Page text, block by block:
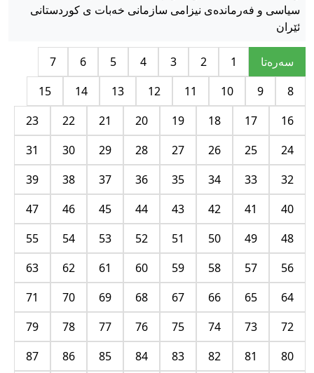
سیاسی و فەرماندەی نیزامی سازمانی خەبات ی کوردستانی
ئێران
سه‌ره‌تا 1
2
3
4
5
6
7
8
9
10
11
12
13
14
15
16
17
18
19
20
21
22
23
24
25
26
27
28
29
30
31
32
33
34
35
36
37
38
39
40
41
42
43
44
45
46
47
48
49
50
51
52
53
54
55
56
57
58
59
60
61
62
63
64
65
66
67
68
69
70
71
72
73
74
75
76
77
78
79
80
81
82
83
84
85
86
87